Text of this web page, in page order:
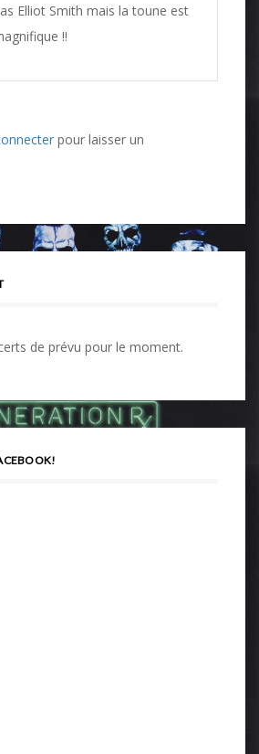
Elliot Smith mais la toune est
!!
pour laisser un
de prévu pour le moment.